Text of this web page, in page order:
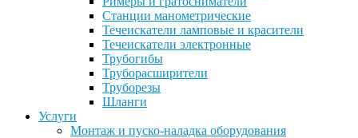
Станции манометрические
Течеискатели ламповые и красители
Течеискатели электронные
Трубогибы
Труборасширители
Труборезы
Шланги
Услуги
Монтаж и пуско-наладка оборудования